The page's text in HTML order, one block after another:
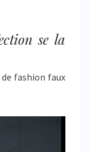
se la
fashion faux